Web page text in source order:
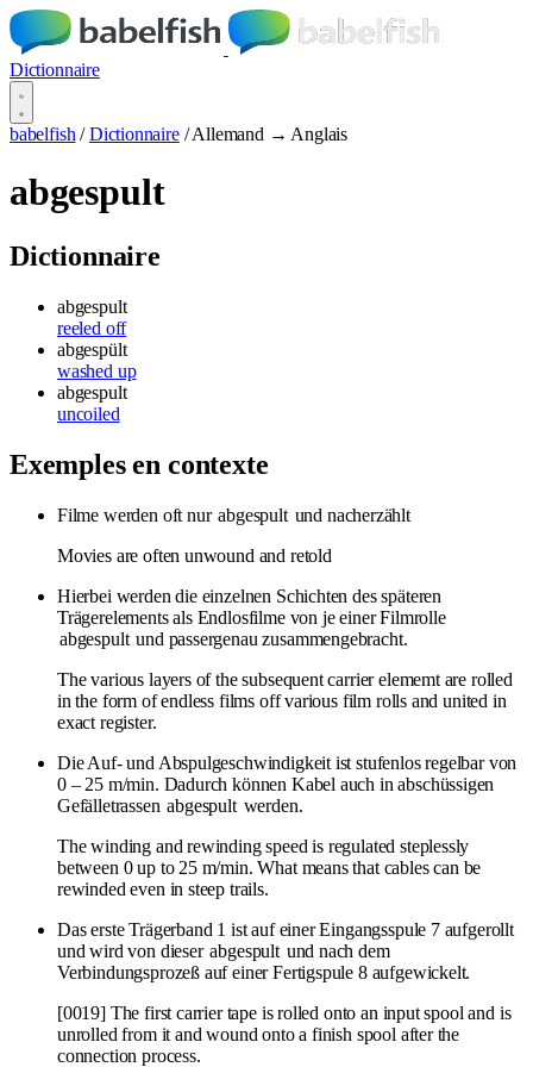
Dictionnaire
babelfish / Dictionnaire / Allemand → Anglais
abgespult
Dictionnaire
abgespult
reeled off
abgespült
washed up
abgespult
uncoiled
Exemples en contexte
Filme werden oft nur abgespult und nacherzählt
Movies are often unwound and retold
Hierbei werden die einzelnen Schichten des späteren
Trägerelements als Endlosfilme von je einer Filmrolle
abgespult und passergenau zusammengebracht.
The various layers of the subsequent carrier elememt are rolled
in the form of endless films off various film rolls and united in
exact register.
Die Auf- und Abspulgeschwindigkeit ist stufenlos regelbar von
0 – 25 m/min. Dadurch können Kabel auch in abschüssigen
Gefälletrassen abgespult werden.
The winding and rewinding speed is regulated steplessly
between 0 up to 25 m/min. What means that cables can be
rewinded even in steep trails.
Das erste Trägerband 1 ist auf einer Eingangsspule 7 aufgerollt
und wird von dieser abgespult und nach dem
Verbindungsprozeß auf einer Fertigspule 8 aufgewickelt.
[0019] The first carrier tape is rolled onto an input spool and is
unrolled from it and wound onto a finish spool after the
connection process.